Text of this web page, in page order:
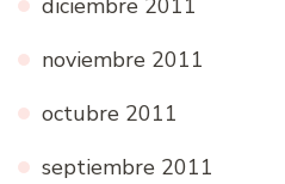
diciembre 2011
noviembre 2011
octubre 2011
septiembre 2011